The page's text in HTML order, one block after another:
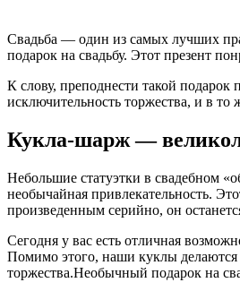
Свадьба — один из самых лучших
подарок на свадьбу. Этот презент
К слову, преподнести такой
исключительность торжества, и в то
Кукла-шарж —
Небольшие статуэтки в свадебном
необычайная привлекательность.
произведенным серийно, он
Сегодня у вас есть отличная
Помимо этого, наши куклы делаются
торжества.Необычный подарок на